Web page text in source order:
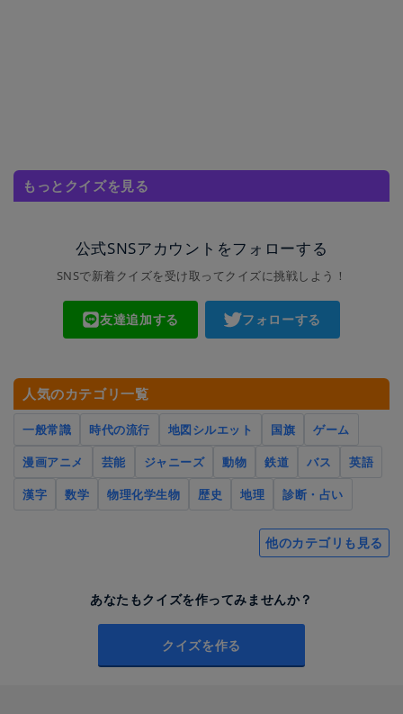
もっとクイズを見る
公式SNSアカウントをフォローする
SNSで新着クイズを受け取ってクイズに挑戦しよう！
友達追加する フォローする
人気のカテゴリ一覧
一般常識 時代の流行 地図シルエット 国旗
ゲーム
漫画アニメ
芸能 ジャニーズ 動物 鉄道 バス
英語
漢字
数学 物理化学生物 歴史 地理 診断・占い
他のカテゴリも見る
あなたもクイズを作ってみませんか？
クイズを作る